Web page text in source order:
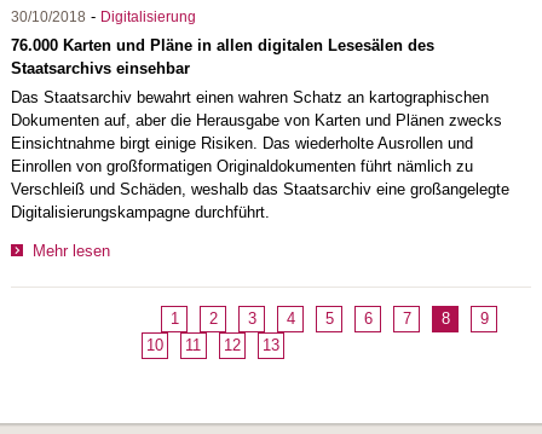
30/10/2018 - Digitalisierung
76.000 Karten und Pläne in allen digitalen Lesesälen des
Staatsarchivs einsehbar
Das Staatsarchiv bewahrt einen wahren Schatz an kartographischen
Dokumenten auf, aber die Herausgabe von Karten und Plänen zwecks
Einsichtnahme birgt einige Risiken. Das wiederholte Ausrollen und
Einrollen von großformatigen Originaldokumenten führt nämlich zu
Verschleiß und Schäden, weshalb das Staatsarchiv eine großangelegte
Digitalisierungskampagne durchführt.
Mehr lesen
1 2 3 4 5 6 7 8
9
10
11 12 13